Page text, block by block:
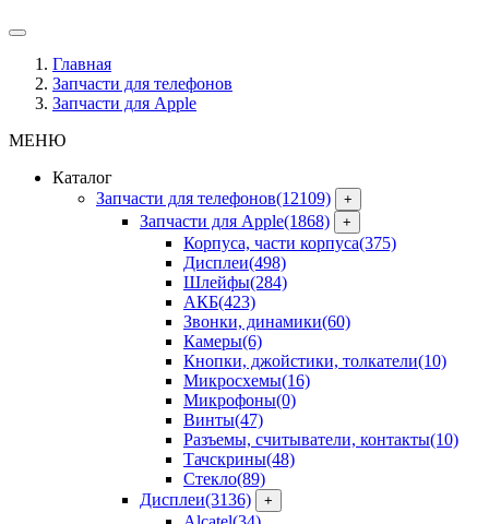
Главная
Запчасти для телефонов
Запчасти для Apple
МЕНЮ
Каталог
Запчасти для телефонов(12109) +
Запчасти для Apple(1868) +
Корпуса, части корпуса(375)
Дисплеи(498)
Шлейфы(284)
АКБ(423)
Звонки, динамики(60)
Камеры(6)
Кнопки, джойстики, толкатели(10)
Микросхемы(16)
Микрофоны(0)
Винты(47)
Разъемы, считыватели, контакты(10)
Тачскрины(48)
Стекло(89)
Дисплеи(3136) +